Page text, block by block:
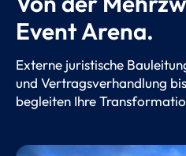
Event Arena.
Externe juristische
und Vertragsverhandlung
begleiten Ihre